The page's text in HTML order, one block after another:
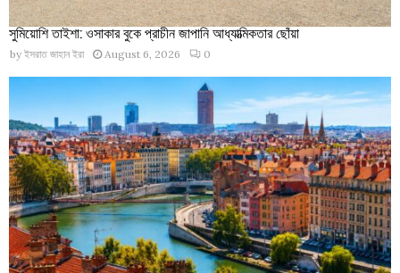
সুমিয়োশি তাইশা: ওসাকার বুকে প্রাচীন জাপানি আধ্যাত্মিকতার ছোঁয়া
by ইসরাত জাহান ইরা August 6, 2026 0